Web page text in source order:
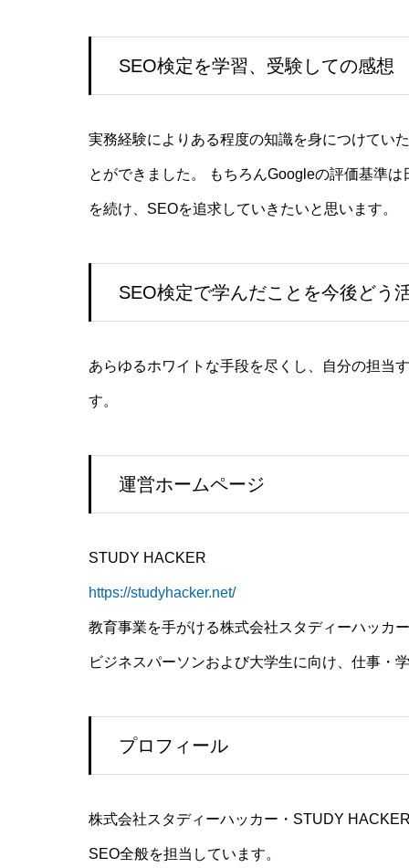
SEO検定を学習、受験しての感想
実務経験によりある程度の知識を身につけてい
とができました。 もちろんGoogleの評価基準
を続け、SEOを追求していきたいと思います。
SEO検定で学んだことを今後どう
あらゆるホワイトな手段を尽くし、自分の担当
す。
運営ホームページ
STUDY HACKER
https://studyhacker.net/
教育事業を手がける株式会社スタディーハッカ
ビジネスパーソンおよび大学生に向け、仕事・
プロフィール
株式会社スタディーハッカー・STUDY
SEO全般を担当しています。